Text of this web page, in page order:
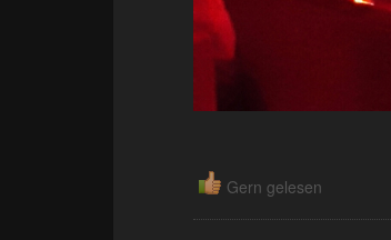
Gern gelesen